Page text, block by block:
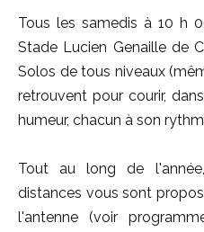
Tous les samedis à 10 h
Stade Lucien Genaille de
Solos de tous niveaux
retrouvent pour courir,
humeur, chacun à son
Tout au long de
distances vous sont
l'antenne (voir